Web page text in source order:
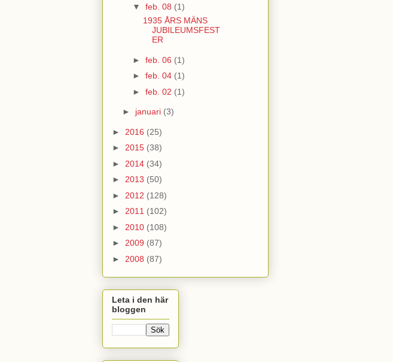
▼ feb. 08 (1)
1935 ÅRS MÄNS
JUBILEUMSFEST
ER
► feb. 06 (1)
► feb. 04 (1)
► feb. 02 (1)
► januari (3)
► 2016 (25)
► 2015 (38)
► 2014 (34)
► 2013 (50)
► 2012 (128)
► 2011 (102)
► 2010 (108)
► 2009 (87)
► 2008 (87)
Leta i den här
bloggen